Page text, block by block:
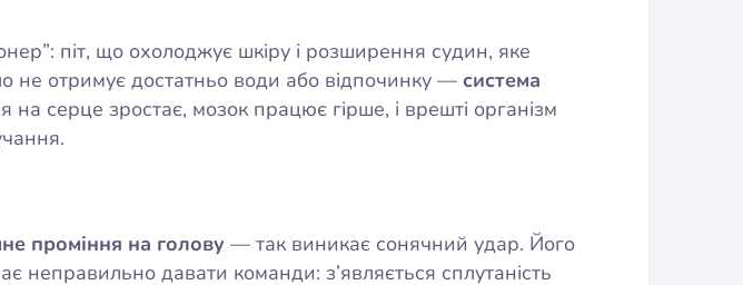
піт, що охолоджує шкіру і розширення судин, яке
не отримує достатньо води або відпочинку — система
серце зростає, мозок працює гірше, і врешті організм
проміння на голову — так виникає сонячний удар. Його
неправильно давати команди: з’являється сплутаність